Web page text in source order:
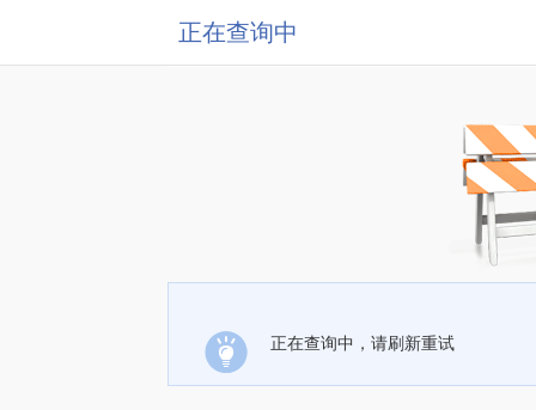
正在查询中
正在查询中，请刷新重试